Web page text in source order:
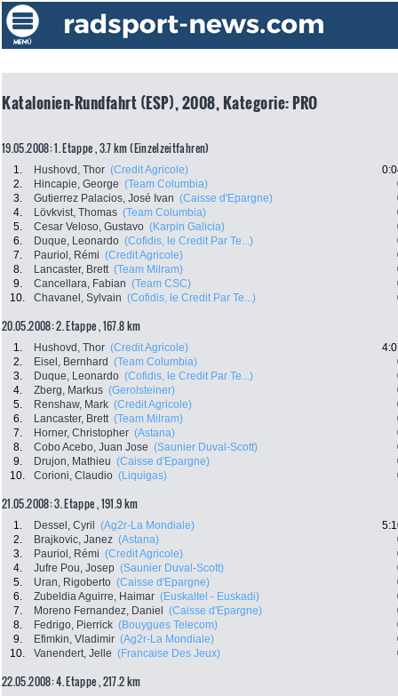
Katalonien-Rundfahrt (ESP), 2008, Kategorie: PRO
19.05.2008: 1. Etappe , 3.7 km (Einzelzeitfahren)
1. Hushovd, Thor (Credit Agricole)
2.
Hincapie, George (Team Columbia)
3.
Gutierrez Palacios, José Ivan (Caisse d'Epargne)
4.
Lövkvist, Thomas (Team Columbia)
5.
Cesar Veloso, Gustavo (Karpin Galicia)
6.
Duque, Leonardo (Cofidis, le Credit Par Te...)
7.
Pauriol, Rémi (Credit Agricole)
8.
Lancaster, Brett (Team Milram)
9.
Cancellara, Fabian (Team CSC)
10.
Chavanel, Sylvain (Cofidis, le Credit Par Te...)
20.05.2008: 2. Etappe , 167.8 km
1. Hushovd, Thor (Credit Agricole)
2.
Eisel, Bernhard (Team Columbia)
3.
Duque, Leonardo (Cofidis, le Credit Par Te...)
4.
Zberg, Markus (Gerolsteiner)
5.
Renshaw, Mark (Credit Agricole)
6.
Lancaster, Brett (Team Milram)
7.
Horner, Christopher (Astana)
8.
Cobo Acebo, Juan Jose (Saunier Duval-Scott)
9.
Drujon, Mathieu (Caisse d'Epargne)
10.
Corioni, Claudio (Liquigas)
21.05.2008: 3. Etappe , 191.9 km
1. Dessel, Cyril (Ag2r-La Mondiale)
2.
Brajkovic, Janez (Astana)
3.
Pauriol, Rémi (Credit Agricole)
4.
Jufre Pou, Josep (Saunier Duval-Scott)
5.
Uran, Rigoberto (Caisse d'Epargne)
6.
Zubeldia Aguirre, Haimar (Euskaltel - Euskadi)
7.
Moreno Fernandez, Daniel (Caisse d'Epargne)
8.
Fedrigo, Pierrick (Bouygues Telecom)
9.
Efimkin, Vladimir (Ag2r-La Mondiale)
10.
Vanendert, Jelle (Francaise Des Jeux)
22.05.2008: 4. Etappe , 217.2 km